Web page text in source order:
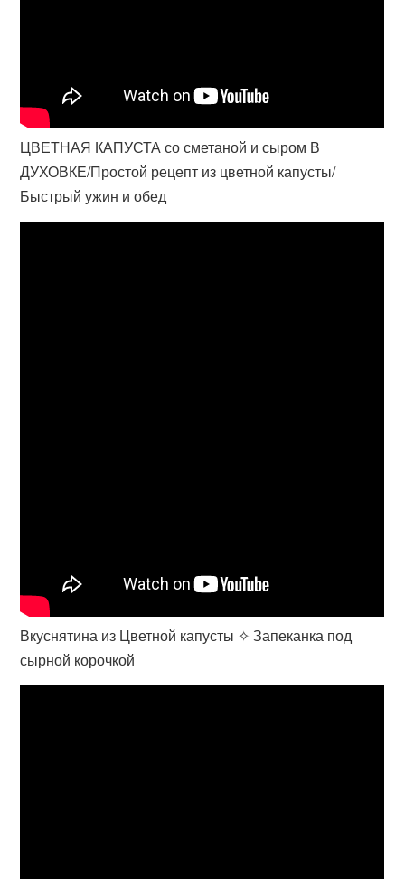
ЦВЕТНАЯ КАПУСТА со сметаной и сыром В
ДУХОВКЕ/Простой рецепт из цветной капусты/
Быстрый ужин и обед
Вкуснятина из Цветной капусты ✧ Запеканка под
сырной корочкой